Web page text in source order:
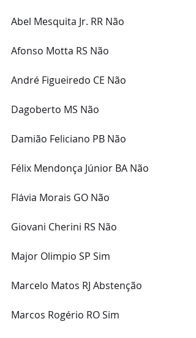
Abel Mesquita Jr. RR Não
Afonso Motta RS Não
André Figueiredo CE Não
Dagoberto MS Não
Damião Feliciano PB Não
Félix Mendonça Júnior BA Não
Flávia Morais GO Não
Giovani Cherini RS Não
Major Olimpio SP Sim
Marcelo Matos RJ Abstenção
Marcos Rogério RO Sim